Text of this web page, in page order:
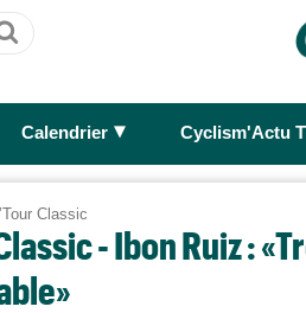
Ok
Calendrier ► Cyclism'Actu
Classic
- Ibon Ruiz :